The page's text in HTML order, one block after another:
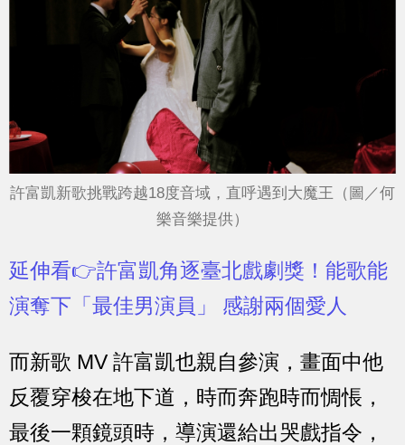
許富凱新歌挑戰跨越18度音域，直呼遇到大魔王（圖／何
樂音樂提供）
延伸看👉許富凱角逐臺北戲劇獎！能歌能
演奪下「最佳男演員」 感謝兩個愛人
而新歌 MV 許富凱也親自參演，畫面中他
反覆穿梭在地下道，時而奔跑時而惆悵，
最後一顆鏡頭時，導演還給出哭戲指令，